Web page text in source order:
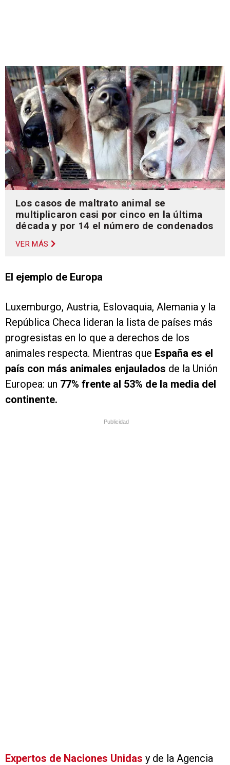
Los casos de maltrato animal se
multiplicaron casi por cinco en la última
década y por 14 el número de condenados
VER MÁS
El ejemplo de Europa
Luxemburgo, Austria, Eslovaquia, Alemania y la
República Checa lideran la lista de países más
progresistas en lo que a derechos de los
animales respecta. Mientras que España es el
país con más animales enjaulados de la Unión
Europea: un 77% frente al 53% de la media del
continente.
Publicidad
Expertos de Naciones Unidas y de la Agencia